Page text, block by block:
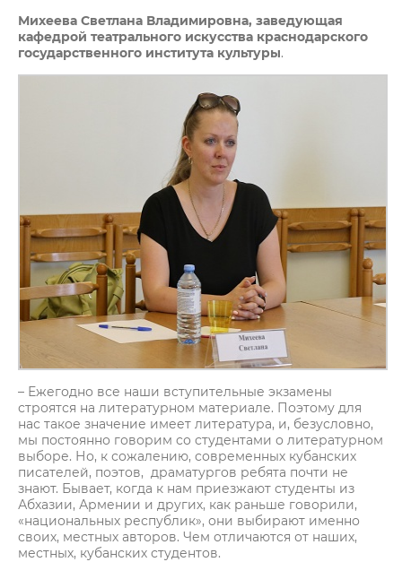
Михеева Светлана Владимировна, заведующая
кафедрой театрального искусства краснодарского
государственного института культуры.
– Ежегодно все наши вступительные экзамены
строятся на литературном материале. Поэтому для
нас такое значение имеет литература, и, безусловно,
мы постоянно говорим со студентами о литературном
выборе. Но, к сожалению, современных кубанских
писателей, поэтов, драматургов ребята почти не
знают. Бывает, когда к нам приезжают студенты из
Абхазии, Армении и других, как раньше говорили,
«национальных республик», они выбирают именно
своих, местных авторов. Чем отличаются от наших,
местных, кубанских студентов.